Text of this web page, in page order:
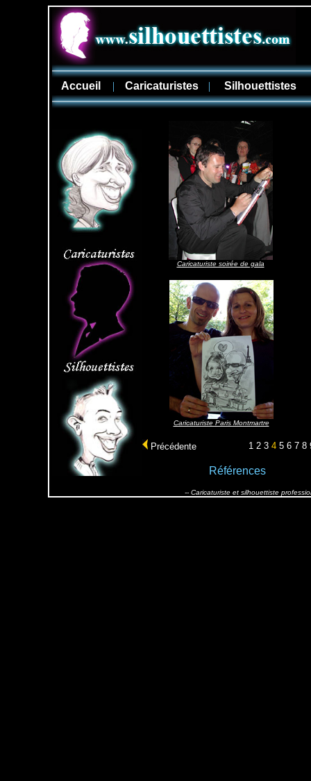
Accueil | Caricaturistes | Silhouettistes
Caricaturiste soirée de gala
Caricaturiste Paris Montmartre
Précédente 1 2 3 4 5 6 7 8
Références
-- Caricaturiste et silhouettiste